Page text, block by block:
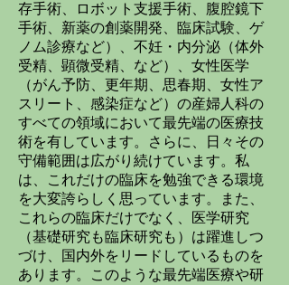
存手術、ロボット支援手術、腹腔鏡下
手術、新薬の創薬開発、臨床試験、ゲ
ノム診療など）、不妊・内分泌（体外
受精、顕微受精、など）、女性医学
（がん予防、更年期、思春期、女性ア
スリート、感染症など）の産婦人科の
すべての領域において最先端の医療技
術を有しています。さらに、日々その
守備範囲は広がり続けています。私
は、これだけの臨床を勉強できる環境
を大変誇らしく思っています。また、
これらの臨床だけでなく、医学研究
（基礎研究も臨床研究も）は躍進しつ
づけ、国内外をリードしているものを
あります。このような最先端医療や研